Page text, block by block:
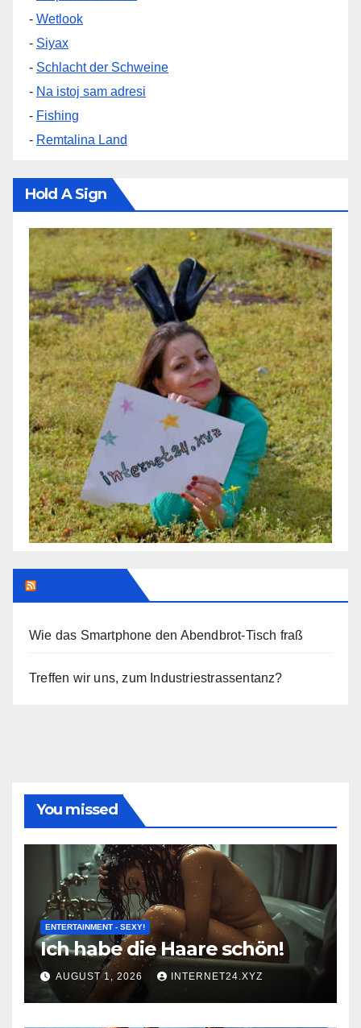
- Wetlook
- Siyax
- Schlacht der Schweine
- Na istoj sam adresi
- Fishing
- Remtalina Land
Hold A Sign
Wie das Smartphone den Abendbrot-Tisch fraß
Treffen wir uns, zum Industriestrassentanz?
You missed
ENTERTAINMENT - SEXY!
Ich habe die Haare schön!
AUGUST 1, 2026 INTERNET24.XYZ